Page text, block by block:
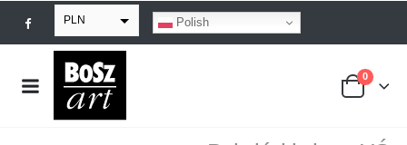
PLN
EUR
USD
Polish
0